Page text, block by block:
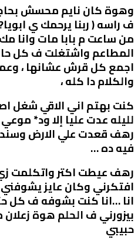
وهوة كان نايم محسش
ف راسه ( ربنا يرحمك ي
من ساعت م بابا مات وانا
المطاعم واشتغلت ف كل
اجمع كل قرش عشانها ،
والكلام دا كله ،
كنت بهتم اني الاقي شغل
لليله عدت عليا إلا ود*
رهف قعدت علي الارض
فيه ده …
رهف عيطت اكتر واتكلمت
افتكرني وكان عايز يشوفني
انا …انا كنت بشوفه ف
بيزورني ف الحلم هوة
حبيبي